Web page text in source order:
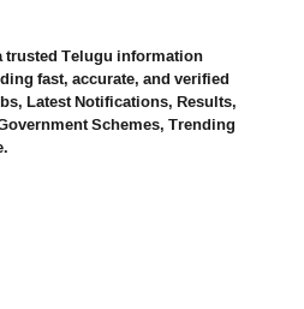
Telugu information
fast, accurate, and verified
Latest Notifications, Results,
Schemes, Trending